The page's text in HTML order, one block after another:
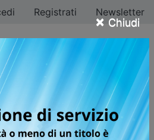
× Chiudi
Registrati Newsletter
ACADEMIA
MISSION